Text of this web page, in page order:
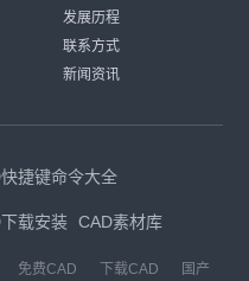
发展历程
联系方式
新闻资讯
捷键命令大全
载安装 CAD素材库
免费CAD 下载CAD
国产